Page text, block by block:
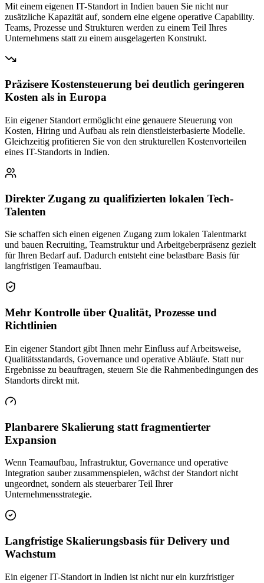
Mit einem eigenen IT-Standort in Indien bauen Sie nicht nur
zusätzliche Kapazität auf, sondern eine eigene operative Capability.
Teams, Prozesse und Strukturen werden zu einem Teil Ihres
Unternehmens statt zu einem ausgelagerten Konstrukt.
Präzisere Kostensteuerung bei deutlich geringeren
Kosten als in Europa
Ein eigener Standort ermöglicht eine genauere Steuerung von
Kosten, Hiring und Aufbau als rein dienstleisterbasierte Modelle.
Gleichzeitig profitieren Sie von den strukturellen Kostenvorteilen
eines IT-Standorts in Indien.
Direkter Zugang zu qualifizierten lokalen Tech-
Talenten
Sie schaffen sich einen eigenen Zugang zum lokalen Talentmarkt
und bauen Recruiting, Teamstruktur und Arbeitgeberpräsenz gezielt
für Ihren Bedarf auf. Dadurch entsteht eine belastbare Basis für
langfristigen Teamaufbau.
Mehr Kontrolle über Qualität, Prozesse und
Richtlinien
Ein eigener Standort gibt Ihnen mehr Einfluss auf Arbeitsweise,
Qualitätsstandards, Governance und operative Abläufe. Statt nur
Ergebnisse zu beauftragen, steuern Sie die Rahmenbedingungen des
Standorts direkt mit.
Planbarere Skalierung statt fragmentierter
Expansion
Wenn Teamaufbau, Infrastruktur, Governance und operative
Integration sauber zusammenspielen, wächst der Standort nicht
ungeordnet, sondern als steuerbarer Teil Ihrer
Unternehmensstrategie.
Langfristige Skalierungsbasis für Delivery und
Wachstum
Ein eigener IT-Standort in Indien ist nicht nur ein kurzfristiger